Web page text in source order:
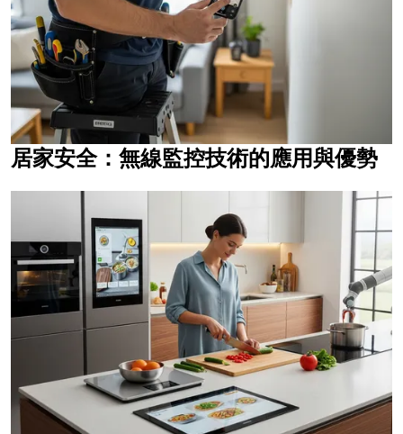
居家安全：無線監控技術的應用與優勢